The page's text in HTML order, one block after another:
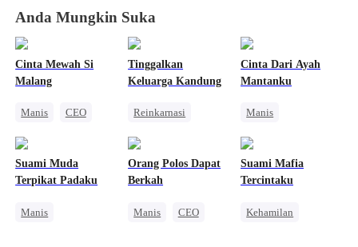
Anda Mungkin Suka
Cinta Mewah Si
Malang
Manis
CEO
Tinggalkan
Keluarga Kandung
Reinkarnasi
Manis
Cinta Dari Ayah
Mantanku
Manis
Suami Muda
Terpikat Padaku
Manis
Orang Polos Dapat
Berkah
Manis
CEO
Suami Mafia
Tercintaku
Kehamilan